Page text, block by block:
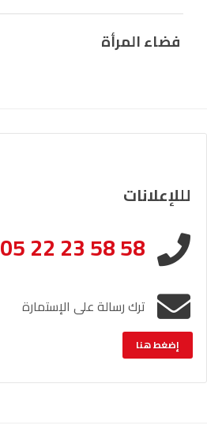
فضاء المرأة
لللإعلانات
05 22 23 58 58
ترك رسالة على الإستمارة
إضغط هنا